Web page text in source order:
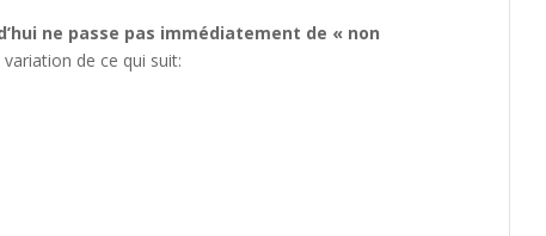
ne passe pas immédiatement de « non
variation de ce qui suit: